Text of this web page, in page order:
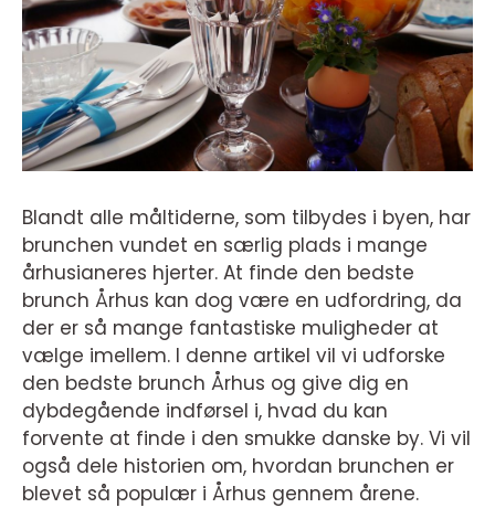
Blandt alle måltiderne, som tilbydes i byen, har
brunchen vundet en særlig plads i mange
århusianeres hjerter. At finde den bedste
brunch Århus kan dog være en udfordring, da
der er så mange fantastiske muligheder at
vælge imellem. I denne artikel vil vi udforske
den bedste brunch Århus og give dig en
dybdegående indførsel i, hvad du kan
forvente at finde i den smukke danske by. Vi vil
også dele historien om, hvordan brunchen er
blevet så populær i Århus gennem årene.